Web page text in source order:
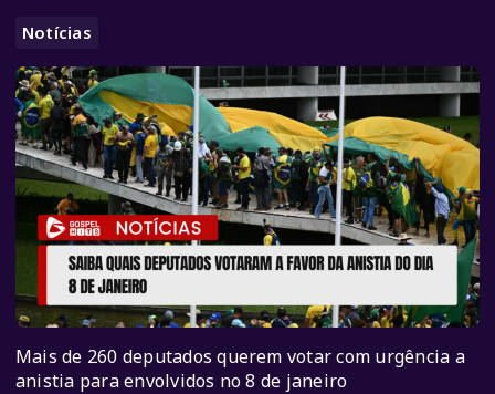
Notícias
Mais de 260 deputados querem votar com urgência a
anistia para envolvidos no 8 de janeiro